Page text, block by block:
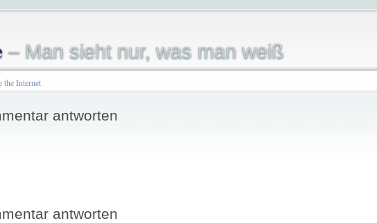
– Man sieht nur, was man weiß
the Internet
antworten
antworten